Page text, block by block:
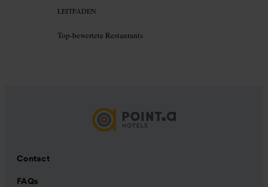
LEITFADEN
Top-bewertete Restaurants
Contact
FAQs